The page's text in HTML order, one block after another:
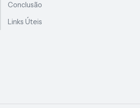
Conclusão
Links Úteis